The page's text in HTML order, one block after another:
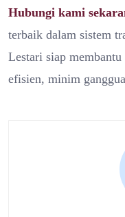
Hubungi kami
terbaik dalam sistem
Lestari siap
efisien, minim